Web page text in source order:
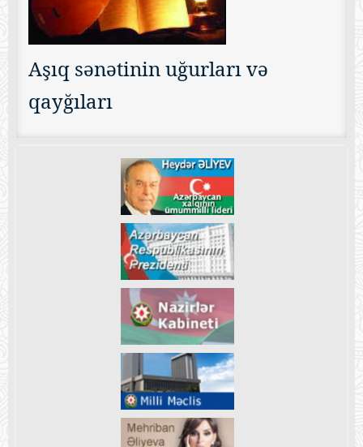
Aşıq sənətinin uğurları və
qayğıları